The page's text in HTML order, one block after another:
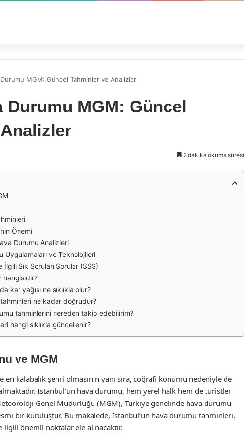
MGM: Güncel Tahminler ve Analizler
Durumu MGM: Güncel
2 dakika okuma süresi
Önemi
Durumu Analizleri
Uygulamaları ve Teknolojileri
Sık Sorulan Sorular (SSS)
hangisidir?
kar yağışı ne sıklıkla olur?
ne kadar doğrudur?
tahminlerini nereden takip edebilirim?
hangi sıklıkla güncellenir?
ve MGM
kalabalık şehri olmasının yanı sıra, coğrafi konumu nedeniyle de
İstanbul’un hava durumu, hem yerel halk hem de turistler
Genel Müdürlüğü (MGM), Türkiye genelinde hava durumu
bir kuruluştur. Bu makalede, İstanbul’un hava durumu tahminleri,
önemli noktalar ele alınacaktır.